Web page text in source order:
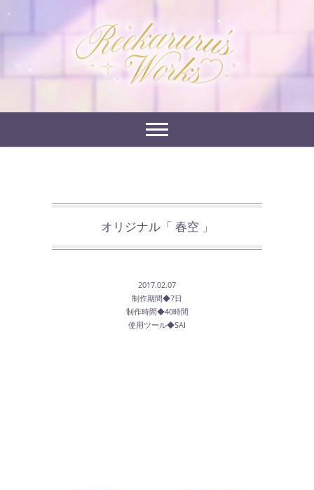
れーかるる's
works
れーかるるの運営するイラストポートフォリオサイ
トです。
オリジナル「 春空 」
2017.02.07
制作期間◆7日
制作時間◆40時間
使用ツール◆SAI